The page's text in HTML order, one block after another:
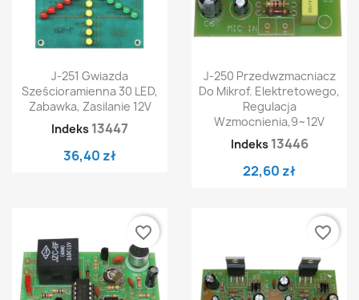
J-251 Gwiazda
Sześcioramienna 30 LED,
Zabawka, Zasilanie 12V
Indeks 13447
36,40 zł
J-250 Przedwzmacniacz
Do Mikrof. Elektretowego,
Regulacja
Wzmocnienia,9~12V
Indeks 13446
22,60 zł
favorite_border favorite_border